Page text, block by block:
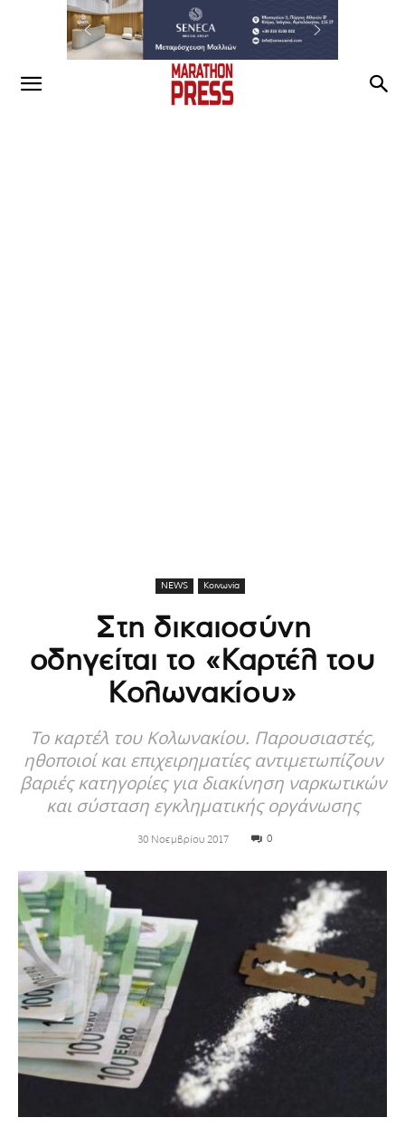
NEWS Κοινωνία
Στη δικαιοσύνη
οδηγείται το «Kαρτέλ του
Κολωνακίου»
Το καρτέλ του Κολωνακίου. Παρουσιαστές,
ηθοποιοί και επιχειρηματίες αντιμετωπίζουν
βαριές κατηγορίες για διακίνηση ναρκωτικών
και σύσταση εγκληματικής οργάνωσης
30 Νοεμβρίου 2017 0